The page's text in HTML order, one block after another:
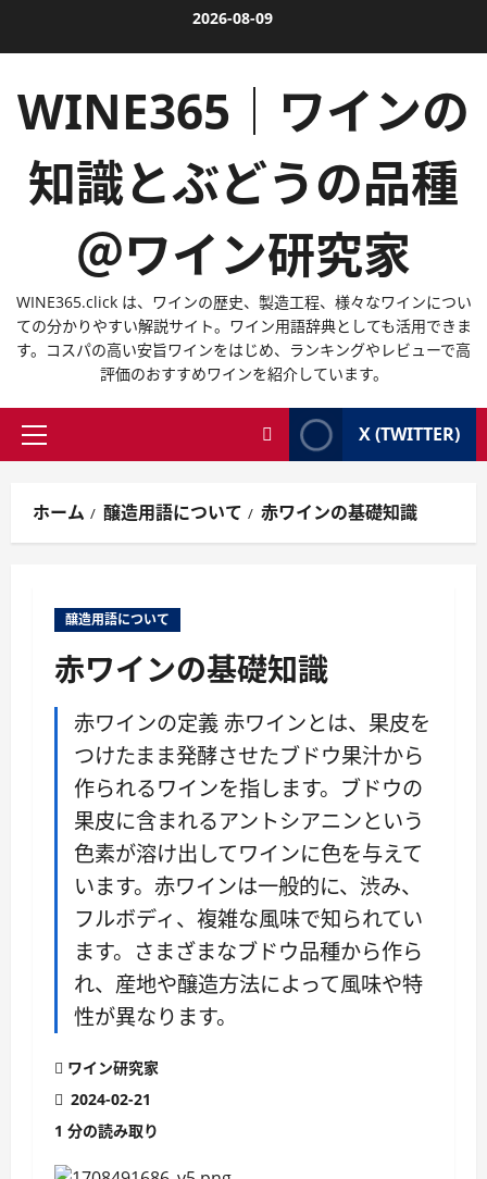
2026-08-09
WINE365｜ワインの
知識とぶどうの品種
＠ワイン研究家
WINE365.click は、ワインの歴史、製造工程、様々なワインについ
ての分かりやすい解説サイト。ワイン用語辞典としても活用できま
す。コスパの高い安旨ワインをはじめ、ランキングやレビューで高
評価のおすすめワインを紹介しています。
メ
メ
ニ
X (TWITTER)
ホーム 醸造用語について 赤ワインの基礎知識
醸造用語について
赤ワインの基礎知識
赤ワインの定義 赤ワインとは、果皮を
つけたまま発酵させたブドウ果汁から
作られるワインを指します。ブドウの
果皮に含まれるアントシアニンという
色素が溶け出してワインに色を与えて
います。赤ワインは一般的に、渋み、
フルボディ、複雑な風味で知られてい
ます。さまざまなブドウ品種から作ら
れ、産地や醸造方法によって風味や特
性が異なります。
ワイン研究家
2024-02-21
1 分の読み取り